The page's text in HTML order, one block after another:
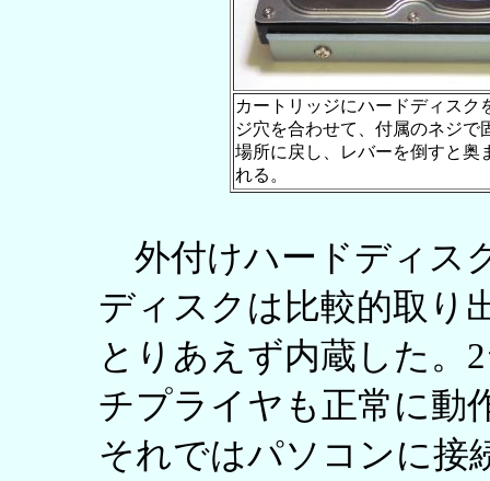
カートリッジにハードディス
ジ穴を合わせて、付属のネジ
場所に戻し、レバーを倒すと奥
れる。
外付けハードディス
ディスクは比較的取り
とりあえず内蔵した。
チプライヤも正常に動
それではパソコンに接